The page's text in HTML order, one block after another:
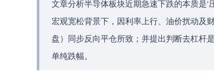
文章分析半导体板块近期急速下跌的本质是
宏观宽松背景下，因利率上行、油价扰动及
盘）同步反向平仓所致；并提出判断去杠杆
单纯跌幅。